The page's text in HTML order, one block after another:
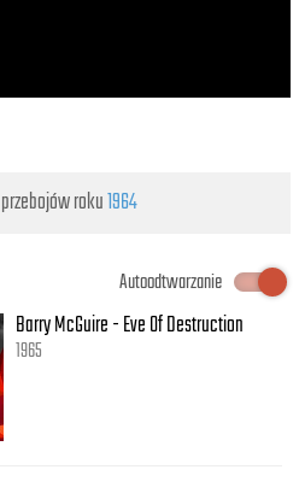
roku1964
Autoodtwarzanie
Barry McGuire - Eve Of Destruction
1965